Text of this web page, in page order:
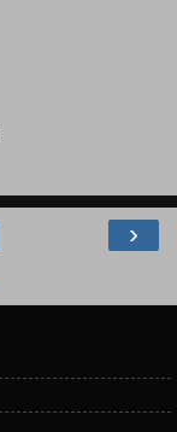
›